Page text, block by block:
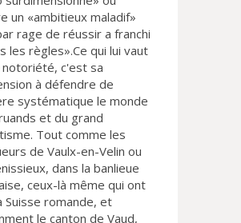
un «ambitieux maladif»
rage de réussir a franchi
les règles».Ce qui lui vaut
c'est sa
à défendre de
systématique le monde
et du grand
Tout comme les
de Vaulx-en-Velin ou
dans la banlieue
ceux-là même qui ont
Suisse romande, et
le canton de Vaud,